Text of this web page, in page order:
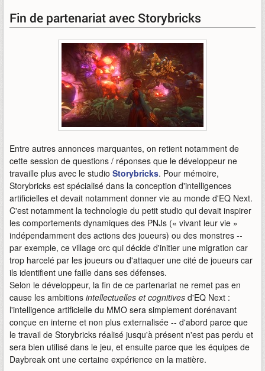
Fin de partenariat avec Storybricks
Entre autres annonces marquantes, on retient notamment de
cette session de questions / réponses que le développeur ne
travaille plus avec le studio Storybricks. Pour mémoire,
Storybricks est spécialisé dans la conception d'intelligences
artificielles et devait notamment donner vie au monde d'EQ Next.
C'est notamment la technologie du petit studio qui devait inspirer
les comportements dynamiques des PNJs (« vivant leur vie »
indépendamment des actions des joueurs) ou des monstres --
par exemple, ce village orc qui décide d'initier une migration car
trop harcelé par les joueurs ou d'attaquer une cité de joueurs car
ils identifient une faille dans ses défenses.
Selon le développeur, la fin de ce partenariat ne remet pas en
cause les ambitions intellectuelles et cognitives d'EQ Next :
l'intelligence artificielle du MMO sera simplement dorénavant
conçue en interne et non plus externalisée -- d'abord parce que
le travail de Storybricks réalisé jusqu'à présent n'est pas perdu et
sera bien utilisé dans le jeu, et ensuite parce que les équipes de
Daybreak ont une certaine expérience en la matière.